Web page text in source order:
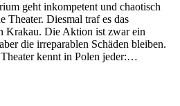
geht inkompetent und chaotisch
Theater. Diesmal traf es das
Krakau. Die Aktion ist zwar ein
die irreparablen Schäden bleiben.
kennt in Polen jeder:…